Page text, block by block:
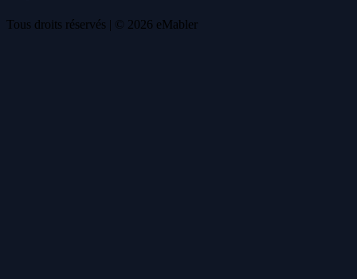
Tous droits réservés | © 2026 eMabler